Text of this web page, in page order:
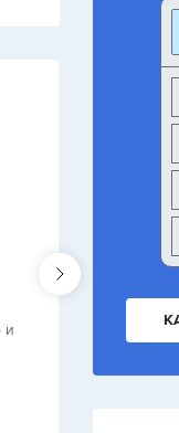
и
г.
окна,
окна,